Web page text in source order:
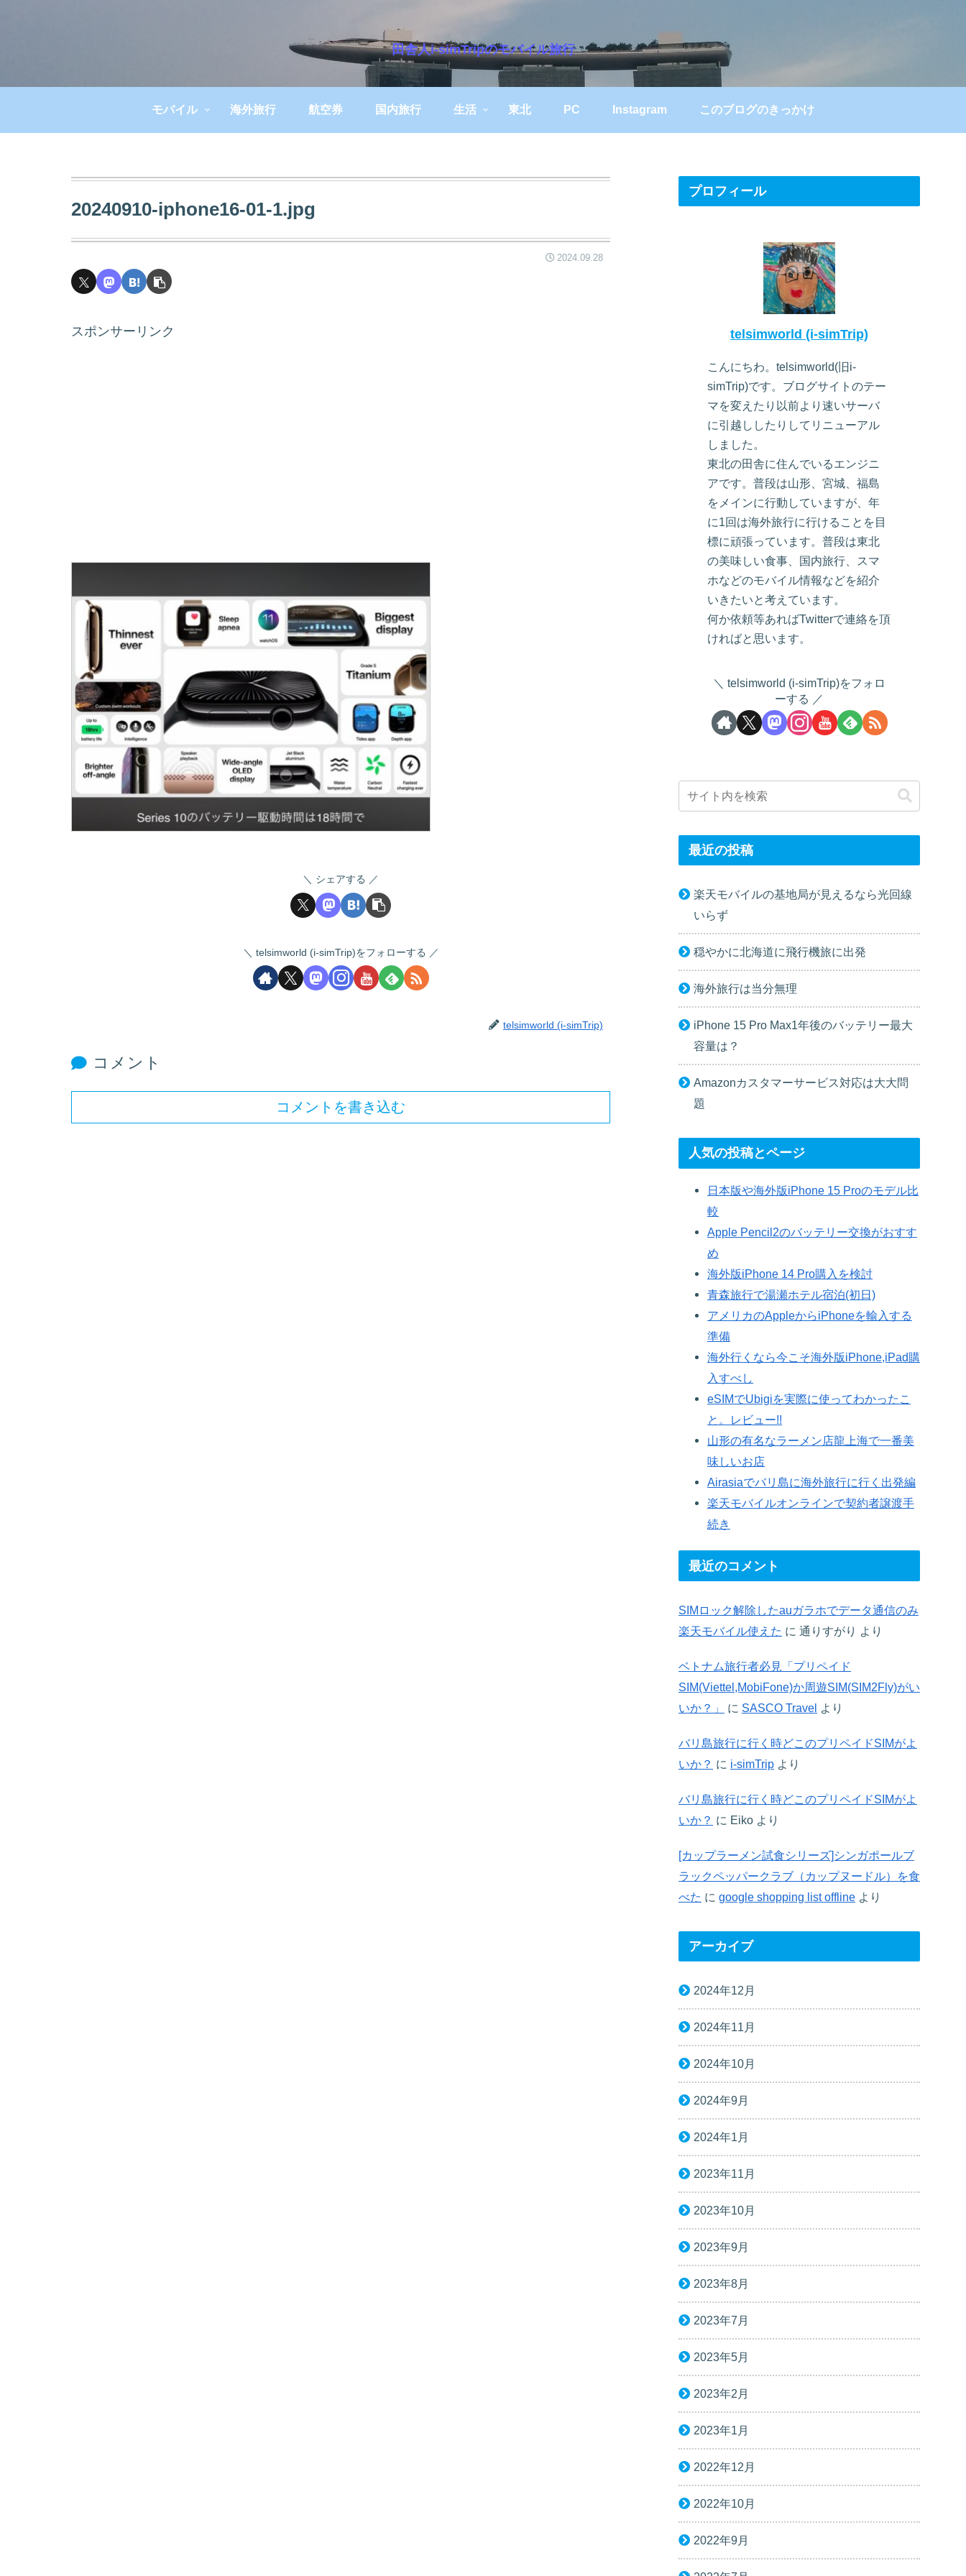
田舎人i-simTripのモバイル旅行
モバイル 海外旅行 航空券 国内旅行 生活 東北 PC Instagram このブログのきっかけ
20240910-iphone16-01-1.jpg
2024.09.28
スポンサーリンク
シェアする
telsimworld (i-simTrip)をフォローする
telsimworld (i-simTrip)
コメント
コメントを書き込む
プロフィール
telsimworld (i-simTrip)
こんにちわ。telsimworld(旧i-
simTrip)です。ブログサイトのテー
マを変えたり以前より速いサーバ
に引越ししたりしてリニューアル
しました。
東北の田舎に住んでいるエンジニ
アです。普段は山形、宮城、福島
をメインに行動していますが、年
に1回は海外旅行に行けることを目
標に頑張っています。普段は東北
の美味しい食事、国内旅行、スマ
ホなどのモバイル情報などを紹介
いきたいと考えています。
何か依頼等あればTwitterで連絡を頂
ければと思います。
telsimworld (i-simTrip)をフォロ
ーする
最近の投稿
楽天モバイルの基地局が見えるなら光回線
いらず
穏やかに北海道に飛行機旅に出発
海外旅行は当分無理
iPhone 15 Pro Max1年後のバッテリー最大
容量は？
Amazonカスタマーサービス対応は大大問
題
人気の投稿とページ
日本版や海外版iPhone 15 Proのモデル比
較
Apple Pencil2のバッテリー交換がおすす
め
海外版iPhone 14 Pro購入を検討
青森旅行で湯瀬ホテル宿泊(初日)
アメリカのAppleからiPhoneを輸入する
準備
海外行くなら今こそ海外版iPhone,iPad購
入すべし
eSIMでUbigiを実際に使ってわかったこ
と。レビュー!!
山形の有名なラーメン店龍上海で一番美
味しいお店
Airasiaでバリ島に海外旅行に行く出発編
楽天モバイルオンラインで契約者譲渡手
続き
最近のコメント
SIMロック解除したauガラホでデータ通信のみ
楽天モバイル使えた に 通りすがり より
ベトナム旅行者必見「プリペイド
SIM(Viettel,MobiFone)か周遊SIM(SIM2Fly)がい
いか？」
に SASCO Travel より
バリ島旅行に行く時どこのプリペイドSIMがよ
いか？ に i-simTrip より
バリ島旅行に行く時どこのプリペイドSIMがよ
いか？ に Eiko より
[カップラーメン試食シリーズ]シンガポールブ
ラックペッパークラブ（カップヌードル）を食
べた に google shopping list offline より
アーカイブ
2024年12月
2024年11月
2024年10月
2024年9月
2024年1月
2023年11月
2023年10月
2023年9月
2023年8月
2023年7月
2023年5月
2023年2月
2023年1月
2022年12月
2022年10月
2022年9月